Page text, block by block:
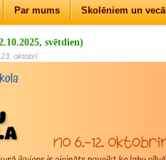
Par mums Skolēniem un
svētdien)
oktobrī